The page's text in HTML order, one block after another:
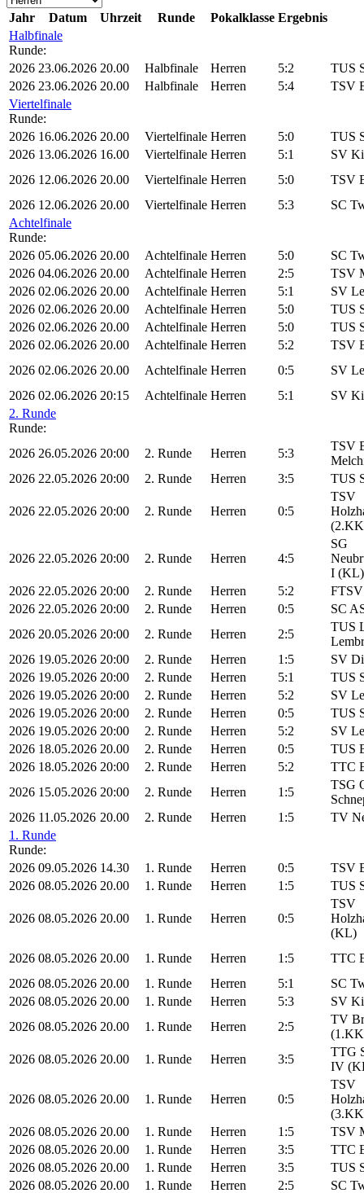
Jahr Datum Uhrzeit Runde Pokalklasse Ergebnis
Halbfinale
Runde:
2026 23.06.2026 20.00 Halbfinale Herren 5:2
TUS
2026 23.06.2026 20.00 Halbfinale Herren 5:4
TSV
Viertelfinale
Runde:
2026 16.06.2026 20.00 Viertelfinale Herren 5:0
TUS
2026 13.06.2026 16.00 Viertelfinale Herren 5:1
SV
2026 12.06.2026 20.00 Viertelfinale Herren 5:0
TSV
2026 12.06.2026 20.00 Viertelfinale Herren 5:3
SC
Achtelfinale
Runde:
2026 05.06.2026 20.00 Achtelfinale Herren 5:0
SC
2026 04.06.2026 20.00 Achtelfinale Herren 2:5
TSV
2026 02.06.2026 20.00 Achtelfinale Herren 5:1
SV
2026 02.06.2026 20.00 Achtelfinale Herren 5:0
TUS
2026 02.06.2026 20.00 Achtelfinale Herren 5:0
TUS
2026 02.06.2026 20.00 Achtelfinale Herren 5:2
TSV
2026 02.06.2026 20.00 Achtelfinale Herren 0:5
SV
2026 02.06.2026 20:15 Achtelfinale Herren 5:1
SV
2. Runde
Runde:
2026 26.05.2026 20:00 2. Runde Herren 5:3
TSV
2026 22.05.2026 20:00 2. Runde Herren 3:5 TUS
2026 22.05.2026 20:00 2. Runde Herren 0:5
TSV
2026 22.05.2026 20:00 2. Runde Herren 4:5
SG
I (KL)
2026 22.05.2026 20:00 2. Runde Herren 5:2
2026 22.05.2026 20:00 2. Runde Herren 0:5
SC
2026 20.05.2026 20:00 2. Runde Herren 2:5
TUS
2026 19.05.2026 20:00 2. Runde Herren 1:5
SV
2026 19.05.2026 20:00 2. Runde Herren 5:1
TUS
2026 19.05.2026 20:00 2. Runde Herren 5:2
SV
2026 19.05.2026 20:00 2. Runde Herren 0:5
TUS
2026 19.05.2026 20:00 2. Runde Herren 5:2
SV
2026 18.05.2026 20.00 2. Runde Herren 0:5
TUS
2026 18.05.2026 20:00 2. Runde Herren 5:2
TTC
2026 15.05.2026 20:00 2. Runde Herren 1:5
TSG
2026 11.05.2026 20.00 2. Runde Herren 1:5
TV
1. Runde
Runde:
2026 09.05.2026 14.30 1. Runde Herren 0:5
TSV
2026 08.05.2026 20.00 1. Runde Herren 1:5 TUS
2026 08.05.2026 20.00 1. Runde Herren 0:5
TSV
(KL)
2026 08.05.2026 20.00 1. Runde Herren 1:5
TTC
2026 08.05.2026 20.00 1. Runde Herren 5:1
SC
2026 08.05.2026 20.00 1. Runde Herren 5:3
SV
2026 08.05.2026 20.00 1. Runde Herren 2:5
TV
2026 08.05.2026 20.00 1. Runde Herren 3:5
TTG
IV
2026 08.05.2026 20.00 1. Runde Herren 0:5
TSV
2026 08.05.2026 20.00 1. Runde Herren 1:5
TSV
2026 08.05.2026 20.00 1. Runde Herren 3:5
TTC
2026 08.05.2026 20.00 1. Runde Herren 3:5
TUS
2026 08.05.2026 20.00 1. Runde Herren 2:5 SC